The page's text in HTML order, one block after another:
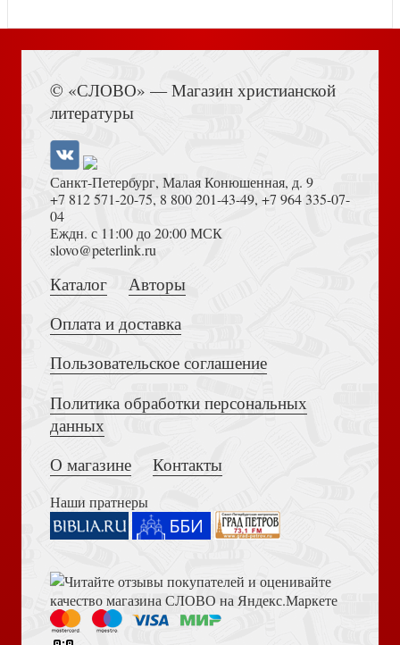
Зартайская И. Девочки, которые изменили мир
Сестры: очерк жизни сестер — подвижниц Анисии,
Идти путем апостольским. Жития и труды святых
миссионеров XX века
Толкование на Апокалипсис (Тихоний Африканский)
Достоевский Ф.М. Сила и правда России (2024)
© «СЛОВО» — Магазин христианской
литературы
Санкт-Петербург, Малая Конюшенная, д. 9
+7 812 571-20-75, 8 800 201-43-49, +7 964 335-07-
04
Еждн. с 11:00 до 20:00 МСК
slovo@peterlink.ru
Каталог
Авторы
Оплата и доставка
Пользовательское соглашение
Политика обработки персональных
данных
О магазине
Контакты
Наши пратнеры